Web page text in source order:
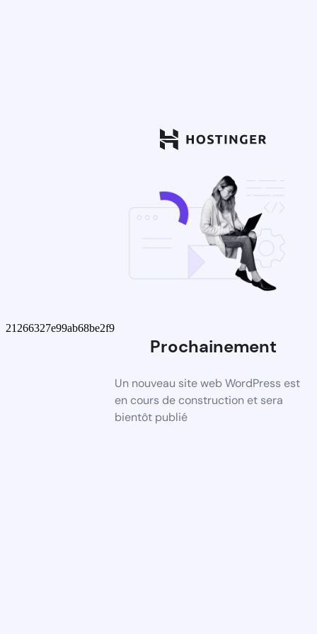
21266327e99ab68be2f9
Prochainement
Un nouveau site web WordPress est
en cours de construction et sera
bientôt publié